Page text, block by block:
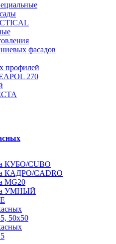
фасадов
профилей
270
КУБО/CUBO
КАДРО/CADRO
MG20
УМНЫЙ
50x50